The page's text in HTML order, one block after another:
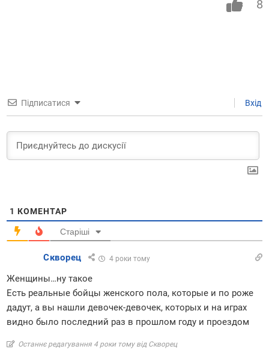
8
Підписатися Вхід
1 КОМЕНТАР
Старіші
Скворец 4 роки тому
Женщины…ну такое
Есть реальные бойцы женского пола, которые и по роже
дадут, а вы нашли девочек-девочек, которых и на играх
видно было последний раз в прошлом году и проездом
Останнє редагування 4 роки тому від Скворец